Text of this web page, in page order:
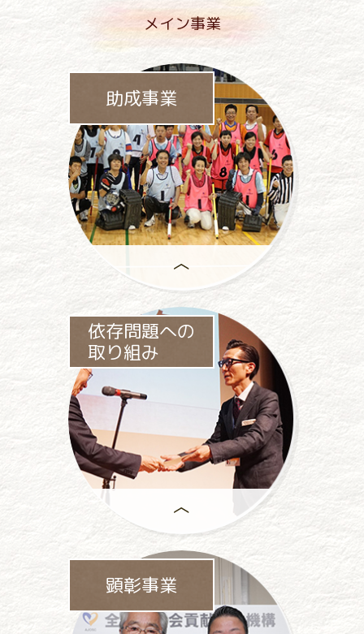
メイン事業
助成事業
助成事業は、
一般社団法人パチンコパチスロ
社会貢献機構の
中心事業です
依存問題への
取り組み
パチンコ・
パチスロ業界をあげて
取り組んでいます。
顕彰事業